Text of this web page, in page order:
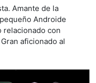
Amante de la
Androide
relacionado con
aficionado al